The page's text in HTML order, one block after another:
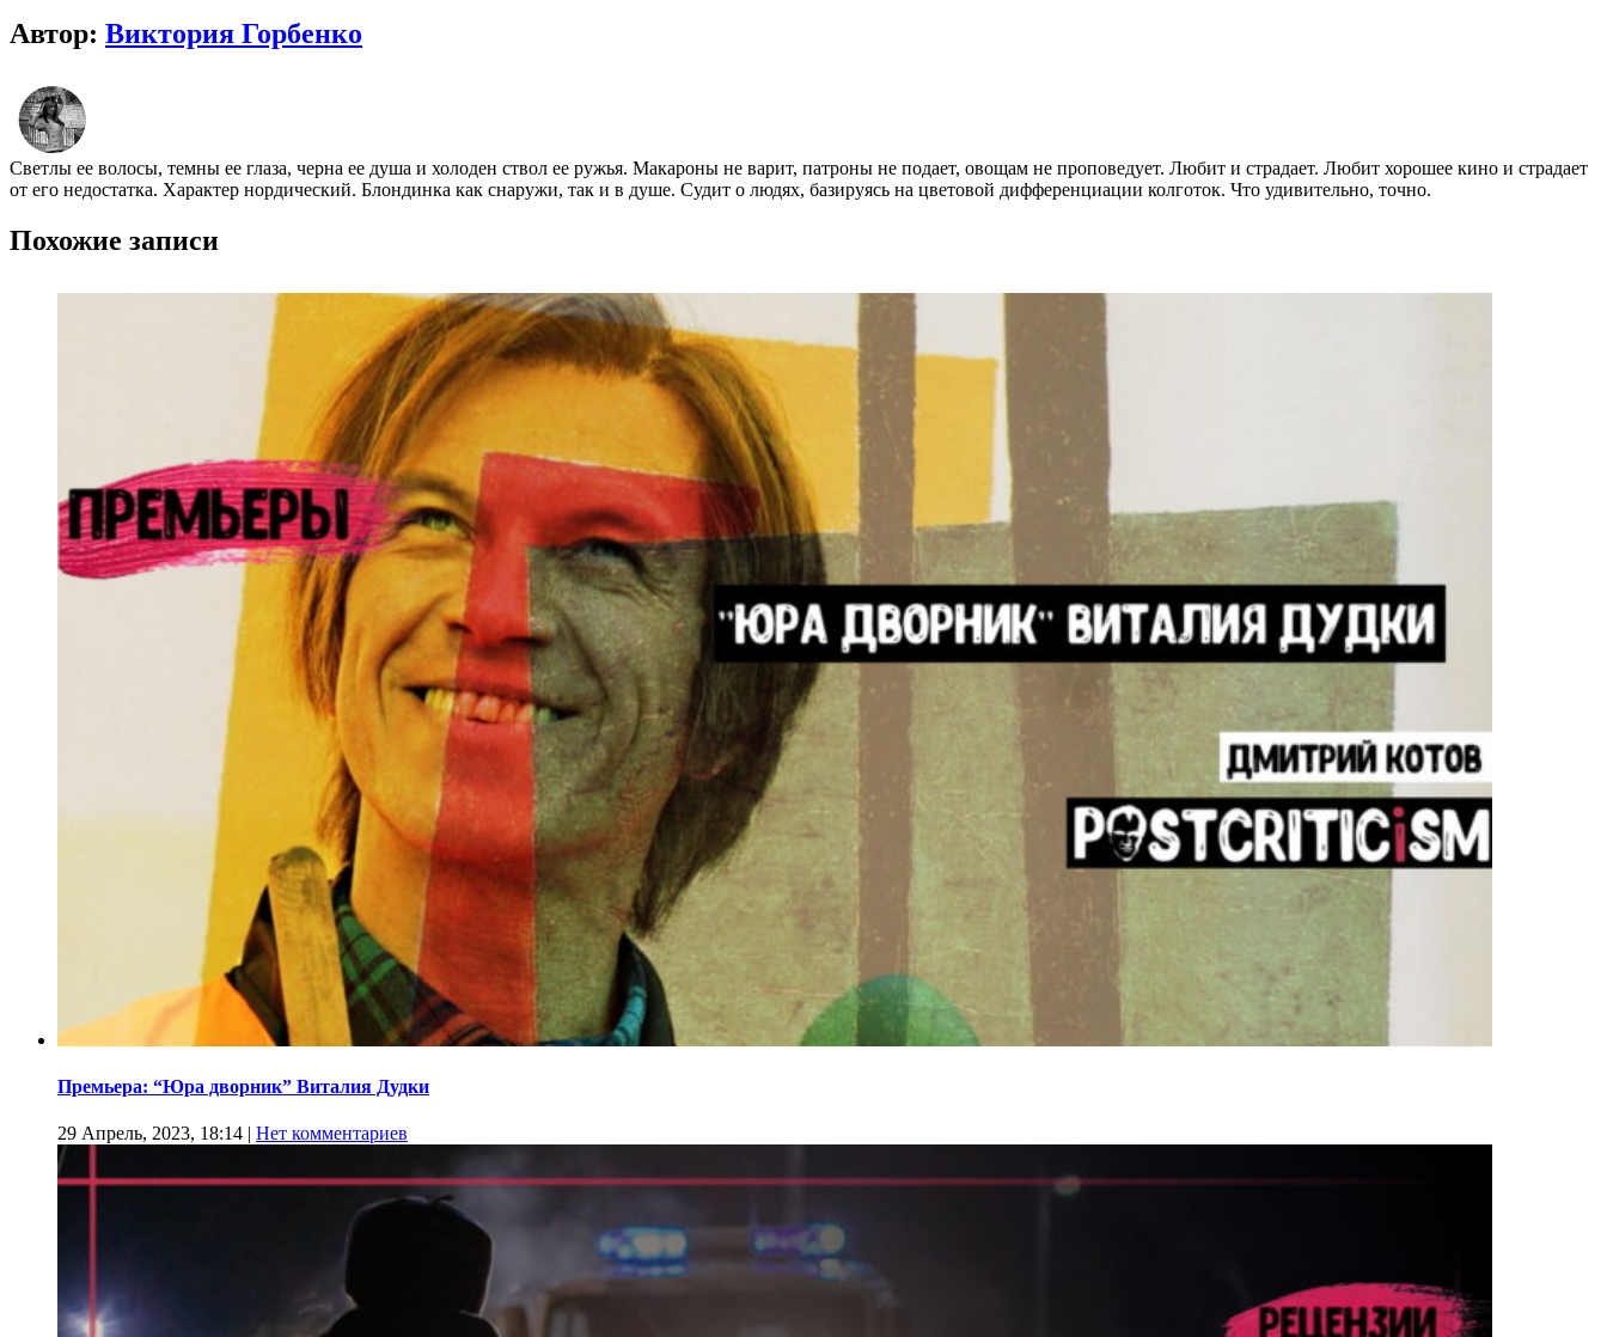
Автор: Виктория Горбенко
Светлы ее волосы, темны ее глаза, черна ее душа и холоден ствол ее ружья. Макароны не варит, патроны не подает, овощам не проповедует. Любит и страдает. Любит хорошее кино и страдает
от его недостатка. Характер нордический. Блондинка как снаружи, так и в душе. Судит о людях, базируясь на цветовой дифференциации колготок. Что удивительно, точно.
Похожие записи
Премьера: “Юра дворник” Виталия Дудки
29 Апрель, 2023, 18:14 | Нет комментариев